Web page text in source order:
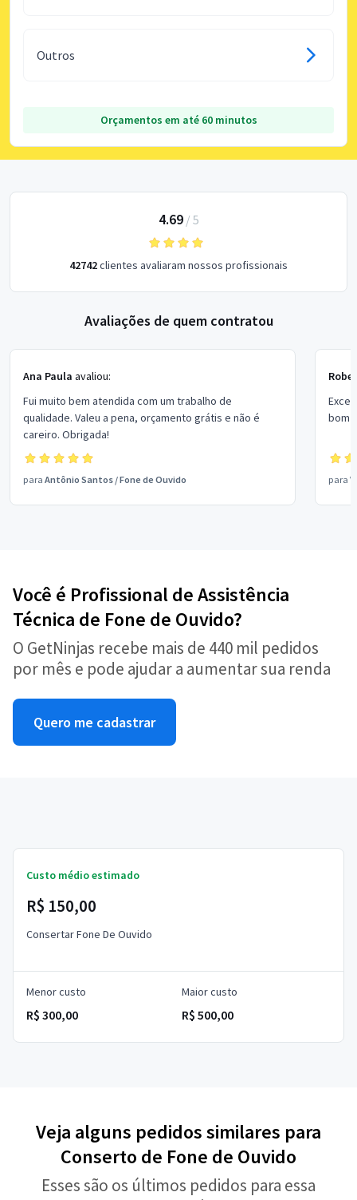
Outros
Orçamentos em até 60 minutos
4.69/ 5
42742clientes avaliaram nossos profissionais
Avaliações de quem contratou
Ana Paula avaliou:
Fui muito bem atendida com um trabalho de
qualidade. Valeu a pena, orçamento grátis e não é
careiro. Obrigada!
para Antônio Santos /Fone de Ouvido
bom
para
Você é Profissional de Assistência
Técnica de Fone de Ouvido?
O GetNinjas recebe mais de 440 mil pedidos
por mês e pode ajudar a aumentar sua renda
Quero me cadastrar
Custo médio estimado
R$ 150,00
Consertar Fone De Ouvido
Menor custo
R$ 300,00
Maior custo
R$ 500,00
Veja alguns pedidos similares para
Conserto de Fone de Ouvido
Esses são os últimos pedidos para essa